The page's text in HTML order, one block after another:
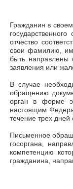
Гражданин в
отчество
свои фамилию,
быть направлены
заявления или
В случае
обращению
орган в форме
настоящим
течение трех
Письменное
госоргана,
компетенцию
гражданина,